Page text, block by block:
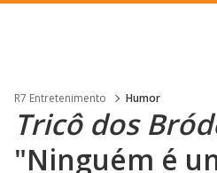
R7 Entretenimento Humor
Tricô dos
"Ninguém é